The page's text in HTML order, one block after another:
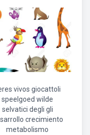
vivos giocattoli
speelgoed wilde
selvatici degli gli
crecimiento
metabolismo